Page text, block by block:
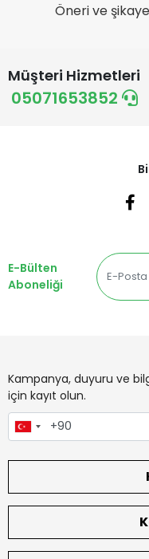
Öneri ve
Müşteri Hizmetleri
05071653852
E-Bülten
Aboneliği
Kampanya, duyuru ve
için kayıt olun.